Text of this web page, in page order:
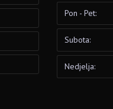
Pon - Pet:
Subota:
Nedjelja: